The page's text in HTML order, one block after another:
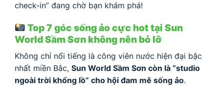
check-in” đang chờ bạn khám phá!
Top 7 góc sống ảo cực hot tại Sun
World Sầm Sơn không nên bỏ lỡ
Không chỉ nổi tiếng là công viên nước hiện đại bậc
nhất miền Bắc, Sun World Sầm Sơn còn là “studio
ngoài trời khổng lồ” cho hội đam mê sống ảo.